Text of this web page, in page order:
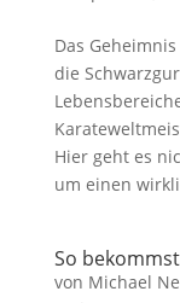
Das
die
Hier geht es
um einen
So
von Michael